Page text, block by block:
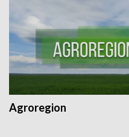
Agroregion